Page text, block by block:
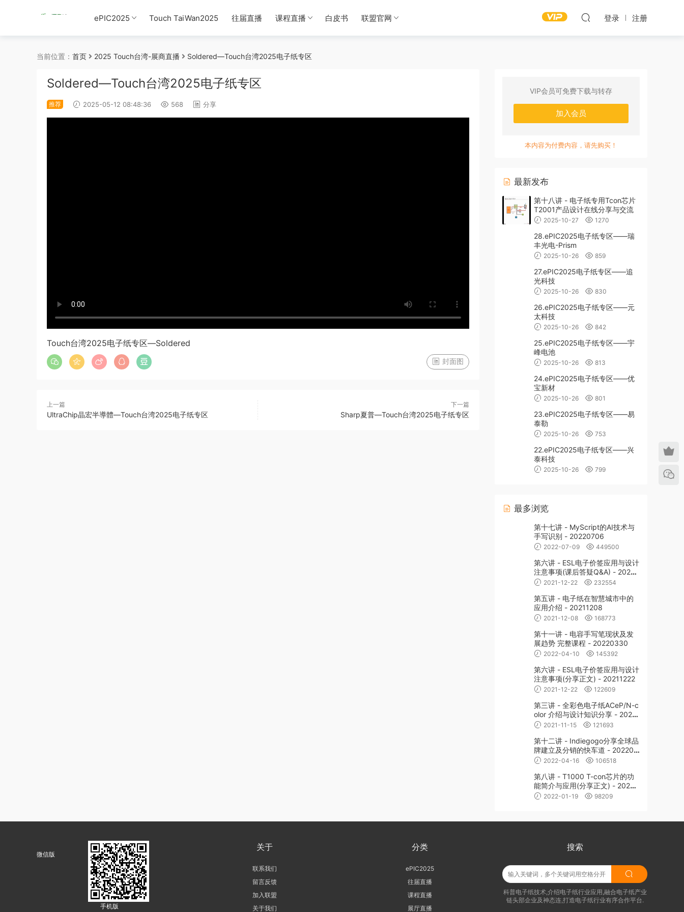
ePIC2025 Touch TaiWan2025 往届直播 课程直播 白皮书 联盟官网 登录 注册
当前位置： 首页 2025 Touch台湾-展商直播 Soldered—Touch台湾2025电子纸专区
Soldered—Touch台湾2025电子纸专区
推荐 2025-05-12 08:48:36 568 分享
Touch台湾2025电子纸专区—Soldered
封面图
上一篇
UltraChip晶宏半導體—Touch台湾2025电子纸专区
下一篇
Sharp夏普—Touch台湾2025电子纸专区
VIP会员可免费下载与转存
加入会员
本内容为付费内容，请先购买！
最新发布
第十八讲 - 电子纸专用Tcon芯片
T2001产品设计在线分享与交流
2025-10-27 1270
28.ePIC2025电子纸专区——瑞
丰光电-Prism
2025-10-26 859
27.ePIC2025电子纸专区——追
光科技
2025-10-26 830
26.ePIC2025电子纸专区——元
太科技
2025-10-26 842
25.ePIC2025电子纸专区——宇
峰电池
2025-10-26 813
24.ePIC2025电子纸专区——优
宝新材
2025-10-26 801
23.ePIC2025电子纸专区——易
泰勒
2025-10-26 753
22.ePIC2025电子纸专区——兴
泰科技
2025-10-26 799
最多浏览
第十七讲 - MyScript的AI技术与
手写识别 - 20220706
2022-07-09 449500
第六讲 - ESL电子价签应用与设计
注意事项(课后答疑Q&A) - 20211
2222021-12-22 232554
第五讲 - 电子纸在智慧城市中的
应用介绍 - 20211208
2021-12-08 168773
第十一讲 - 电容手写笔现状及发
展趋势 完整课程 - 20220330
2022-04-10 145392
第六讲 - ESL电子价签应用与设计
注意事项(分享正文) - 20211222
2021-12-22 122609
第三讲 - 全彩色电子纸ACeP/N-c
olor 介绍与设计知识分享 - 20211
0272021-11-15 121693
第十二讲 - Indiegogo分享全球品
牌建立及分销的快车道 - 202204
13 2022-04-16 106518
第八讲 - T1000 T-con芯片的功
能简介与应用(分享正文) - 20220
1192022-01-19 98209
微信版
手机版
关于
联系我们
留言反馈
加入联盟
关于我们
分类
ePIC2025
往届直播
课程直播
展厅直播
搜索
科普电子纸技术,介绍电子纸行业应用,融合电子纸产业
链头部企业及神态连,打造电子纸行业有序合作平台.